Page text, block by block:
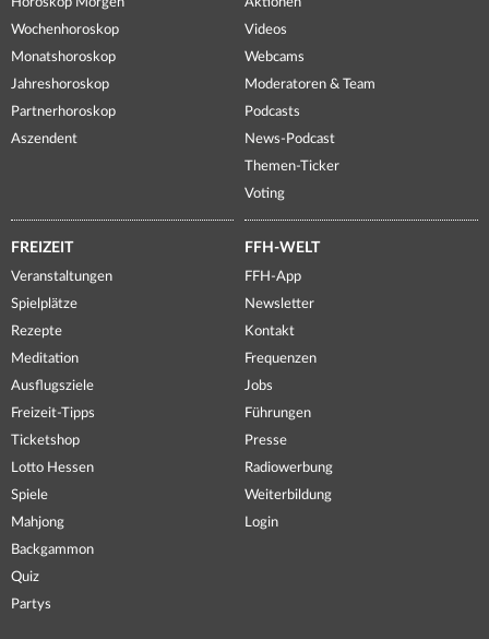
Horoskop Morgen
Wochenhoroskop
Monatshoroskop
Jahreshoroskop
Partnerhoroskop
Aszendent
Aktionen
Videos
Webcams
Moderatoren & Team
Podcasts
News-Podcast
Themen-Ticker
Voting
FREIZEIT
Veranstaltungen
Spielplätze
Rezepte
Meditation
Ausflugsziele
Freizeit-Tipps
Ticketshop
Lotto Hessen
Spiele
Mahjong
Backgammon
Quiz
Partys
FFH-WELT
FFH-App
Newsletter
Kontakt
Frequenzen
Jobs
Führungen
Presse
Radiowerbung
Weiterbildung
Login